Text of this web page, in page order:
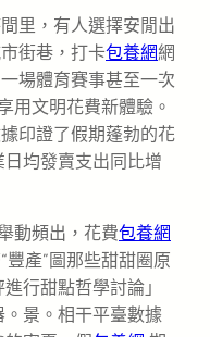
里，有人選擇安閒出
街巷，打卡包養網網
場體育賽事甚至一次
用文明花費新體驗。
印證了假期蓬勃的花
日均發賣支出同比增
動頻出，花費包養網
產”圖那些甜甜圈原
行甜點哲學討論」
景。相干平臺數據